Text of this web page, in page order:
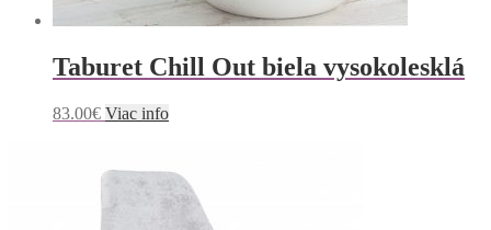
Taburet Chill Out biela vysokolesklá
83.00€ Viac info